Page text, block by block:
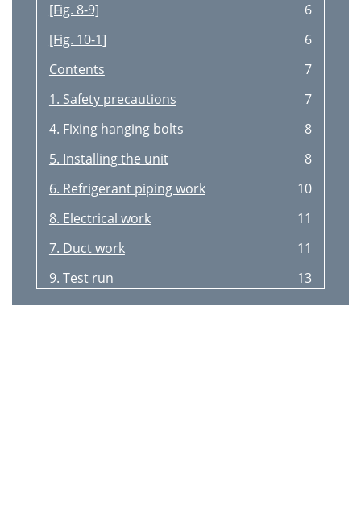
[Fig. 8-9]
6
[Fig. 10-1]
6
Contents
7
1. Safety precautions
7
4. Fixing hanging bolts
8
5. Installing the unit
8
6. Refrigerant piping work
10
8. Electrical work
11
7. Duct work
11
9. Test run
13
10.Maintenance
14